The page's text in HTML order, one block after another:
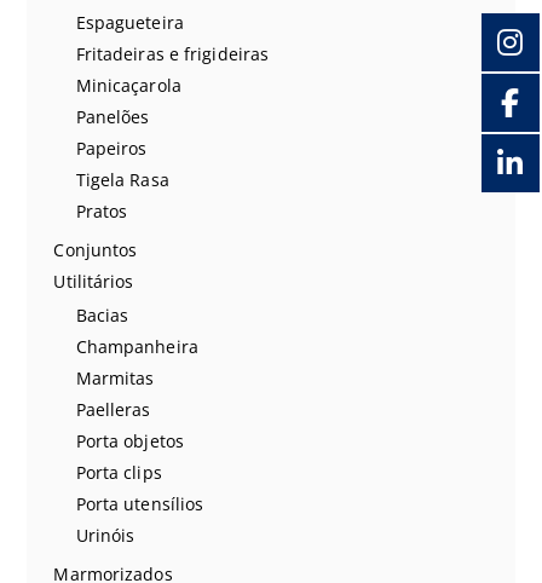
Espagueteira
Fritadeiras e frigideiras
Minicaçarola
Panelões
Papeiros
Tigela Rasa
Pratos
Conjuntos
Utilitários
Bacias
Champanheira
Marmitas
Paelleras
Porta objetos
Porta clips
Porta utensílios
Urinóis
Marmorizados